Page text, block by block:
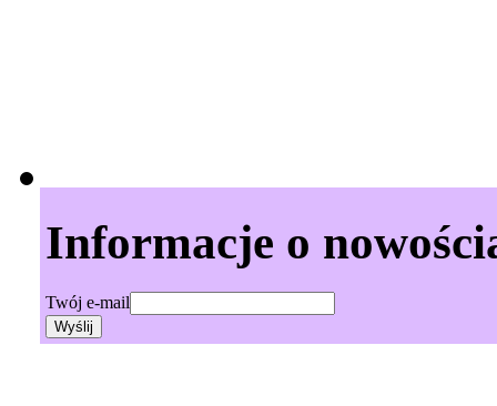
Informacje o
Twój e-mail